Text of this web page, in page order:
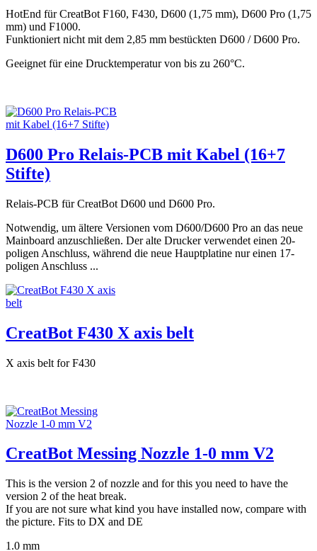
HotEnd für CreatBot F160, F430, D600 (1,75 mm), D600 Pro (1,75
mm) und F1000.
Funktioniert nicht mit dem 2,85 mm bestückten D600 / D600 Pro.
Geeignet für eine Drucktemperatur von bis zu 260°C.
D600 Pro Relais-PCB mit Kabel (16+7
Stifte)
Relais-PCB für CreatBot D600 und D600 Pro.
Notwendig, um ältere Versionen vom D600/D600 Pro an das neue
Mainboard anzuschließen. Der alte Drucker verwendet einen 20-
poligen Anschluss, während die neue Hauptplatine nur einen 17-
poligen Anschluss ...
CreatBot F430 X axis belt
X axis belt for F430
CreatBot Messing Nozzle 1-0 mm V2
This is the version 2 of nozzle and for this you need to have the
version 2 of the heat break.
If you are not sure what kind you have installed now, compare with
the picture. Fits to DX and DE
1.0 mm